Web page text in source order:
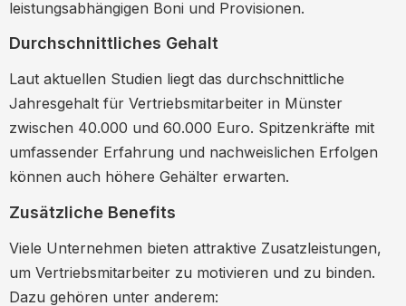
leistungsabhängigen Boni und Provisionen.
Durchschnittliches Gehalt
Laut aktuellen Studien liegt das durchschnittliche
Jahresgehalt für Vertriebsmitarbeiter in Münster
zwischen 40.000 und 60.000 Euro. Spitzenkräfte mit
umfassender Erfahrung und nachweislichen Erfolgen
können auch höhere Gehälter erwarten.
Zusätzliche Benefits
Viele Unternehmen bieten attraktive Zusatzleistungen,
um Vertriebsmitarbeiter zu motivieren und zu binden.
Dazu gehören unter anderem: